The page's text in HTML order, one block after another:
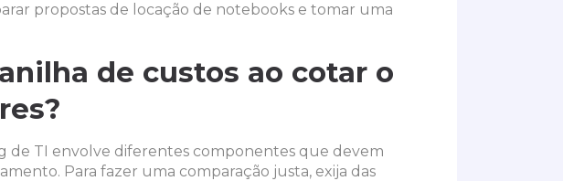
propostas de locação de notebooks e tomar uma
de custos ao cotar o
TI envolve diferentes componentes que devem
Para fazer uma comparação justa, exija das